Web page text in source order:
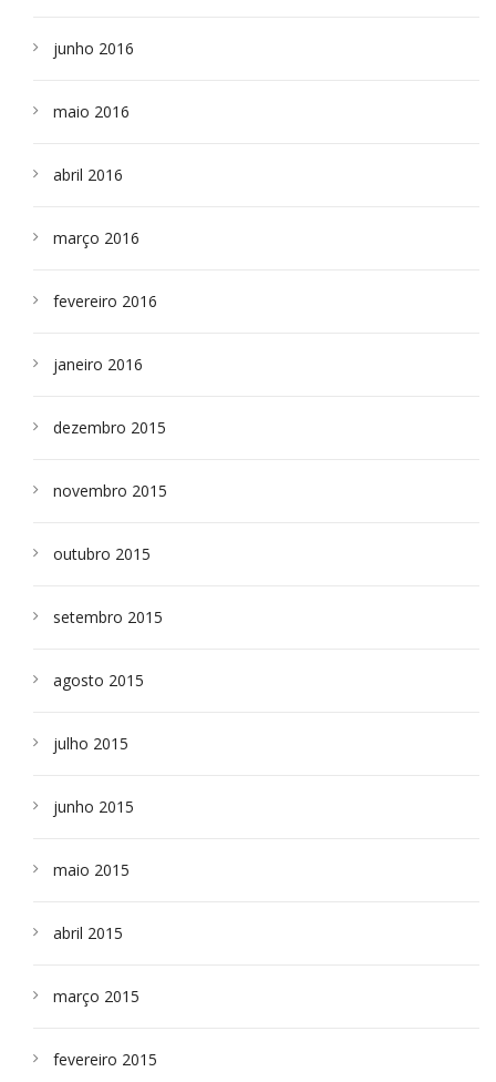
junho 2016
maio 2016
abril 2016
março 2016
fevereiro 2016
janeiro 2016
dezembro 2015
novembro 2015
outubro 2015
setembro 2015
agosto 2015
julho 2015
junho 2015
maio 2015
abril 2015
março 2015
fevereiro 2015